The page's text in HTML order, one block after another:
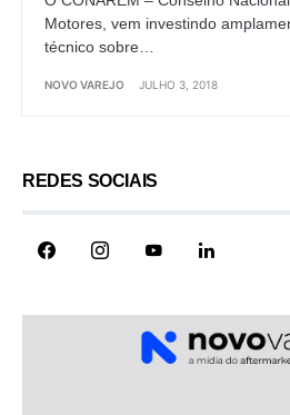
Motores, vem investindo
técnico sobre…
NOVO VAREJO JULHO 3, 2018
REDES SOCIAIS